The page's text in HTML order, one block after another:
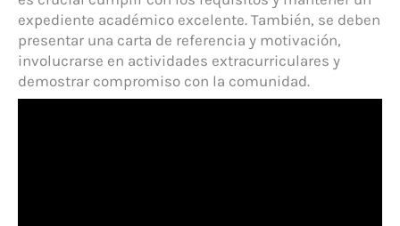
expediente académico excelente. También, se deben
presentar una carta de referencia y motivación,
involucrarse en actividades extracurriculares y
demostrar compromiso con la comunidad.